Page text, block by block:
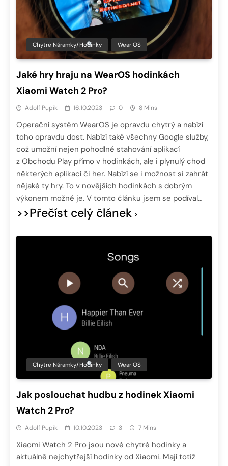
Chytré Náramky/hodinky Wear OS
Jaké hry hraju na WearOS hodinkách
Xiaomi Watch 2 Pro?
Adolf Pupík 16.10.2023 0 8 Mins
Operační systém WearOS je opravdu chytrý a nabízí
toho opravdu dost. Nabízí také všechny Google služby,
což umožní nejen pohodlné stahování aplikací
z Obchodu Play přímo v hodinkách, ale i plynulý chod
některých aplikací či her. Nabízí se i možnost si zahrát
nějaké ty hry. To v novějších hodinkách s dobrým
výkonem možné je. V tomto článku jsem se podíval…
>>Přečíst celý článek
Chytré Náramky/hodinky Wear OS
Jak poslouchat hudbu z hodinek Xiaomi
Watch 2 Pro?
Adolf Pupík 10.10.2023 3 7 Mins
Xiaomi Watch 2 Pro jsou nové chytré hodinky a
aktuálně nejchytřejší hodinky od Xiaomi. Mají totiž